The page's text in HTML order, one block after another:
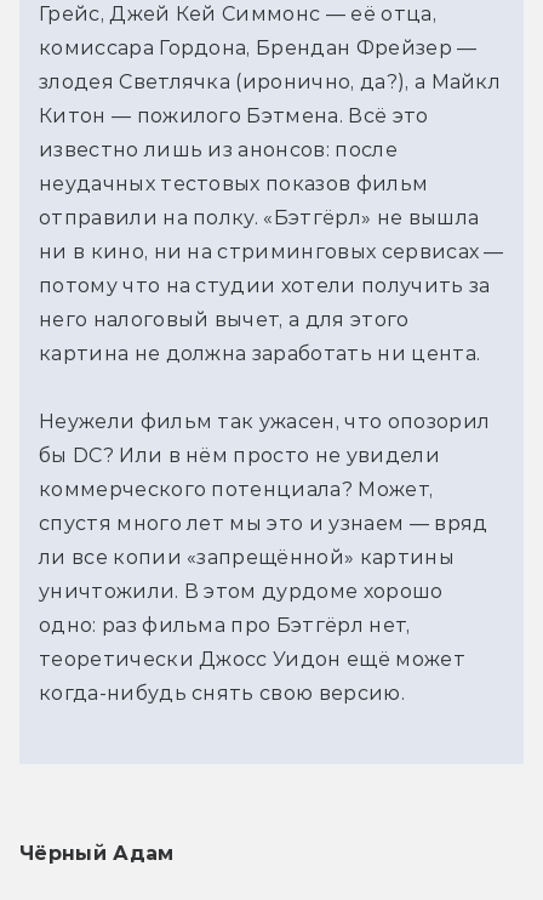
Грейс, Джей Кей Симмонс — её отца,
комиссара Гордона, Брендан Фрейзер —
злодея Светлячка (иронично, да?), а Майкл
Китон — пожилого Бэтмена. Всё это
известно лишь из анонсов: после
неудачных тестовых показов фильм
отправили на полку. «Бэтгёрл» не вышла
ни в кино, ни на стриминговых сервисах —
потому что на студии хотели получить за
него налоговый вычет, а для этого
картина не должна заработать ни цента.
Неужели фильм так ужасен, что опозорил
бы DC? Или в нём просто не увидели
коммерческого потенциала? Может,
спустя много лет мы это и узнаем — вряд
ли все копии «запрещённой» картины
уничтожили. В этом дурдоме хорошо
одно: раз фильма про Бэтгёрл нет,
теоретически Джосс Уидон ещё может
когда-нибудь снять свою версию.
Чёрный Адам